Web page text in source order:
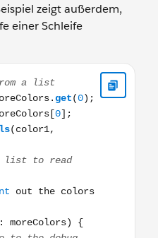
zeigt außerdem,
einer Schleife
String color1 =